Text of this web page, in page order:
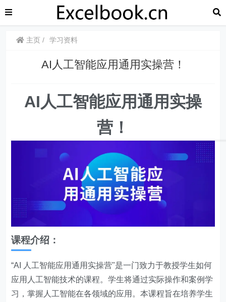
主页 学习资料
AI人工智能应用通用实操营！
AI人工智能应用通用实操
营！
课程介绍：
“AI 人工智能应用通用实操营"是一门致力于教授学生如何
应用人工智能技术的课程。学生将通过实际操作和案例学
习，掌握人工智能在各领域的应用。本课程旨在培养学生